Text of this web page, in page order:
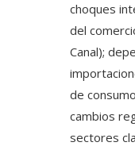
choques
del
Canal);
de
cambios
sectores